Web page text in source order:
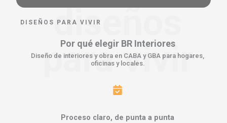
diseños
para vivir
DISEÑOS PARA VIVIR
Por qué elegir BR Interiores
Diseño de interiores y obra en CABA y GBA para hogares,
oficinas y locales.
Proceso claro, de punta a punta